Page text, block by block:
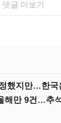
댓글 더보기